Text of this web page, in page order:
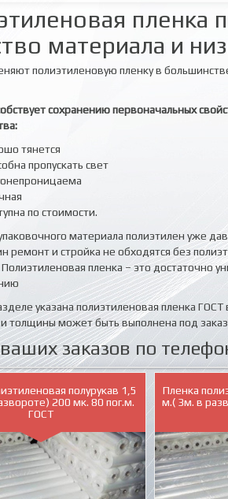
пленка
материала и
полиэтиленовую пленку в
сохранению первоначальных
тянется
пропускать свет
по стоимости.
материала полиэтилен уже
ремонт и стройка не обходятся без
пленка – это достаточно
указана полиэтиленовая пленка
и толщины может быть выполнена под
заказов по
полурукав 1,5
200 мк. 80 пог.м.
ГОСТ
Пленка
м.( 3м. в